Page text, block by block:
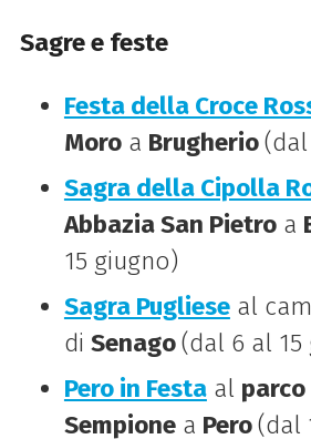
Sagre e feste
Festa della Croce
Moroa Brugherio
Sagra della Cipolla
Abbazia San Pietroa
15 giugno)
Sagra Puglieseal
di Senago(dal 6 al 15
Pero in Festaal
Sempionea Pero(dal